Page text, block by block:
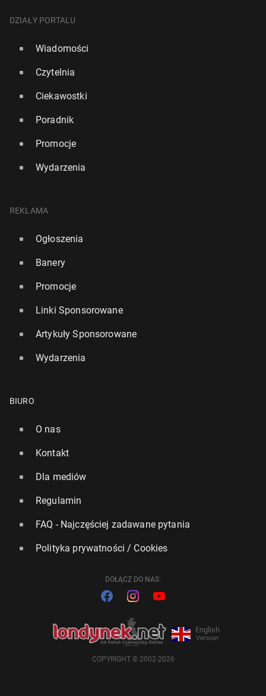
DZIAŁY PORTALU
Wiadomości
Czytelnia
Ciekawostki
Poradnik
Promocje
Wydarzenia
REKLAMA
Ogłoszenia
Banery
Promocje
Linki Sponsorowane
Artykuły Sponsorowane
Wydarzenia
BIURO
O nas
Kontakt
Dla mediów
Regulamin
FAQ - Najczęściej zadawane pytania
Polityka prywatności / Cookies
DOŁĄCZ DO NAS:
English
Version
COPYRIGHT © 2002-2026